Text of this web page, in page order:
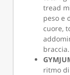
tread
peso e
cuore,
braccia.
ritmo